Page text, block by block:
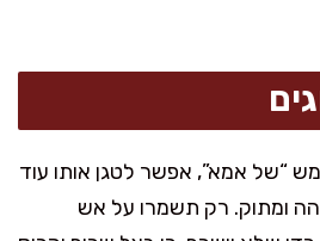
“של אמא”, אפשר לטגן אותו עוד
ומתוק. רק תשמרו על אש